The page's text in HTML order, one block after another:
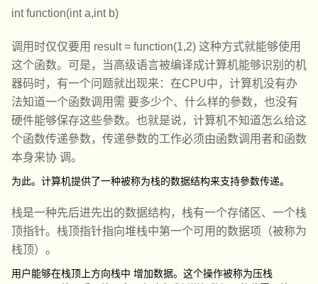
int function(int a,int b)
调用时仅仅要用 result = function(1,2) 这种方式就能够使用
这个函数。可是，当高级语言被编译成计算机能够识别的机
器码时，有一个问题就出现来：在CPU中，计算机没有办
法知道一个函数调用需 要多少个、什么样的參数，也没有
硬件能够保存这些參数。也就是说，计算机不知道怎么给这
个函数传递參数，传递參数的工作必须由函数调用者和函数
本身来协 调。
为此。计算机提供了一种被称为栈的数据结构来支持參数传递。
栈是一种先后进先出的数据结构，栈有一个存储区、一个栈
顶指针。栈顶指针指向堆栈中第一个可用的数据项（被称为
栈顶）。
用户能够在栈顶上方向栈中 增加数据。这个操作被称为压栈